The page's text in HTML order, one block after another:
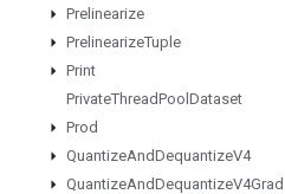
Prelinearize
PrelinearizeTuple
Print
PrivateThreadPool Dataset
Prod
QuantizeAndDequantizeV4
QuantizeAndDequantizeV4Grad